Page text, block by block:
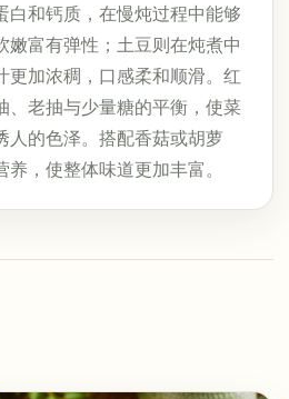
白和钙质，在慢炖过程中能够
嫩富有弹性；土豆则在炖煮中
更加浓稠，口感柔和顺滑。红
、老抽与少量糖的平衡，使菜
人的色泽。搭配香菇或胡萝
养，使整体味道更加丰富。